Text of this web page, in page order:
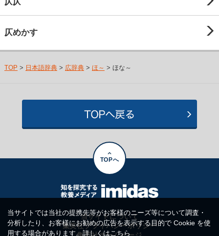
仄仄
仄めかす
TOP > 日本語辞典> 広辞典> ほ～ > ほな～
TOPへ
当サイトについて
集英社プライバシーポリシー
当サイトでは当社の提携先等がお客様のニーズ等について調査・
分析したり、お客様にお勧めの広告を表示する目的で Cookie を使
用する場合があります。詳しくはこちら